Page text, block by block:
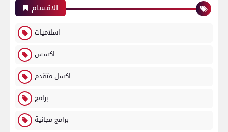
الاقسام
اسلاميات
اكسس
اكسل متقدم
برامج
برامج مجانية